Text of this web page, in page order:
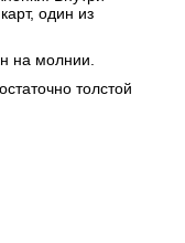
один из
на молнии.
толстой